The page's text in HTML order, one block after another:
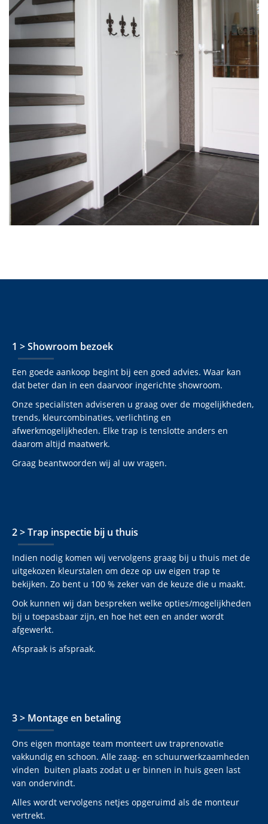
1 > Showroom bezoek
Een goede aankoop begint bij een goed advies. Waar kan
dat beter dan in een daarvoor ingerichte showroom.
Onze specialisten adviseren u graag over de mogelijkheden,
trends, kleurcombinaties, verlichting en
afwerkmogelijkheden. Elke trap is tenslotte anders en
daarom altijd maatwerk.
Graag beantwoorden wij al uw vragen.
2 > Trap inspectie bij u thuis
Indien nodig komen wij vervolgens graag bij u thuis met de
uitgekozen kleurstalen om deze op uw eigen trap te
bekijken. Zo bent u 100 % zeker van de keuze die u maakt.
Ook kunnen wij dan bespreken welke opties/mogelijkheden
bij u toepasbaar zijn, en hoe het een en ander wordt
afgewerkt.
Afspraak is afspraak.
3 > Montage en betaling
Ons eigen montage team monteert uw traprenovatie
vakkundig en schoon. Alle zaag- en schuurwerkzaamheden
vinden buiten plaats zodat u er binnen in huis geen last
van ondervindt.
Alles wordt vervolgens netjes opgeruimd als de monteur
vertrekt.